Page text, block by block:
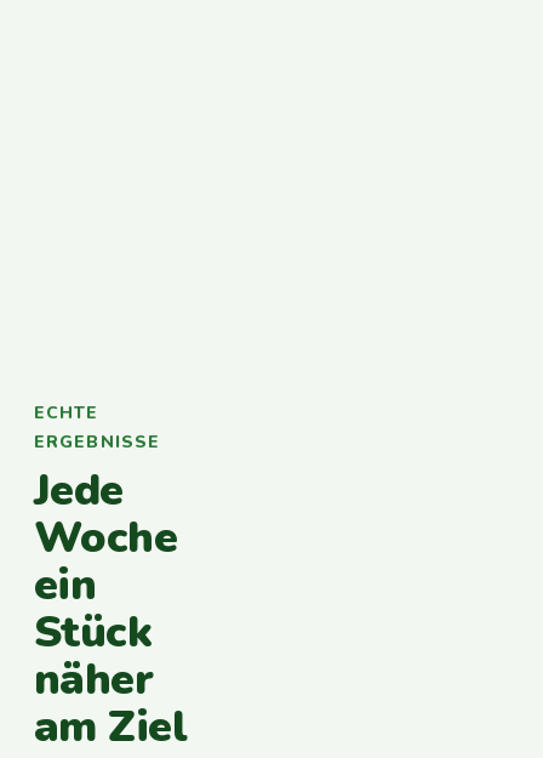
ECHTE
ERGEBNISSE
Jede
Woche
ein
Stück
näher
am Ziel